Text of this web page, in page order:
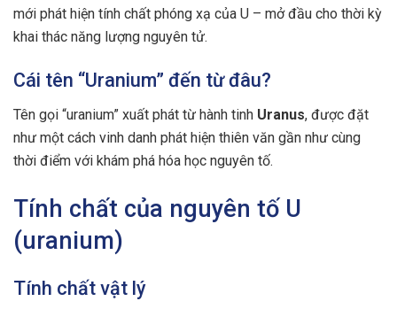
mới phát hiện tính chất phóng xạ của U – mở đầu cho thời kỳ
khai thác năng lượng nguyên tử.
Cái tên “Uranium” đến từ đâu?
Tên gọi “uranium” xuất phát từ hành tinh Uranus, được đặt
như một cách vinh danh phát hiện thiên văn gần như cùng
thời điểm với khám phá hóa học nguyên tố.
Tính chất của nguyên tố U
(uranium)
Tính chất vật lý